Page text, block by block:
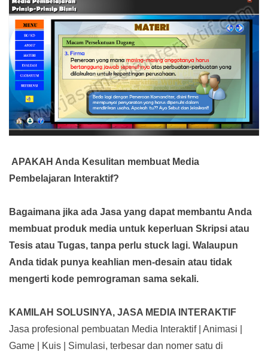
APAKAH Anda Kesulitan membuat Media
Pembelajaran Interaktif?
Bagaimana jika ada Jasa yang dapat membantu Anda
membuat produk media untuk keperluan Skripsi atau
Tesis atau Tugas, tanpa perlu stuck lagi. Walaupun
Anda tidak punya keahlian men-desain atau tidak
mengerti kode pemrograman sama sekali.
KAMILAH SOLUSINYA, JASA MEDIA INTERAKTIF
Jasa profesional pembuatan Media Interaktif | Animasi |
Game | Kuis | Simulasi, terbesar dan nomer satu di